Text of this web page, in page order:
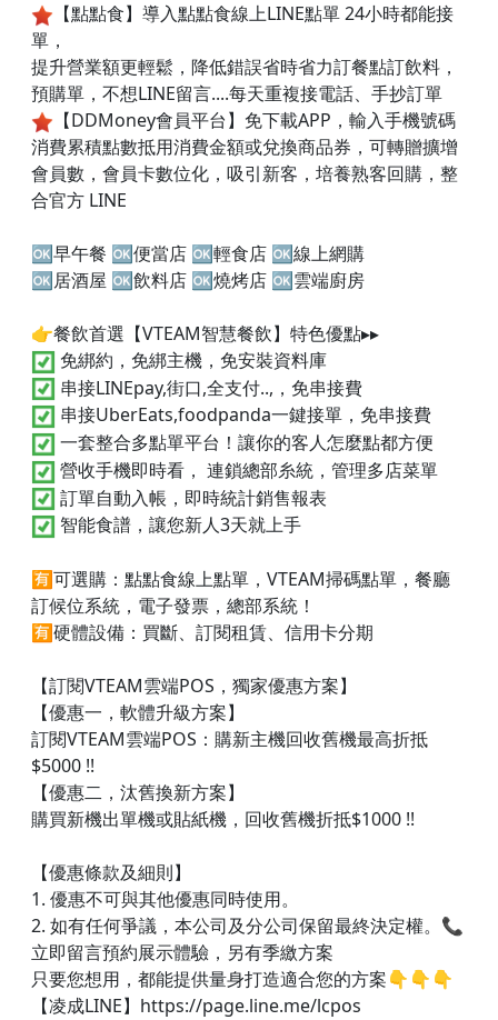
【點點食】導入點點食線上LINE點單 24小時都能接
單，
提升營業額更輕鬆，降低錯誤省時省力訂餐點訂飲料，
預購單，不想LINE留言....每天重複接電話、手抄訂單
【DDMoney會員平台】免下載APP，輸入手機號碼
消費累積點數抵用消費金額或兌換商品券，可轉贈擴增
會員數，會員卡數位化，吸引新客，培養熟客回購，整
合官方 LINE
🆗早午餐 🆗便當店 🆗輕食店 🆗線上網購
🆗居酒屋 🆗飲料店 🆗燒烤店 🆗雲端廚房
👉餐飲首選【VTEAM智慧餐飲】特色優點▸▸
免綁約，免綁主機，免安裝資料庫
串接LINEpay,街口,全支付..,，免串接費
串接UberEats,foodpanda一鍵接單，免串接費
一套整合多點單平台！讓你的客人怎麼點都方便
營收手機即時看， 連鎖總部糸統，管理多店菜單
訂單自動入帳，即時統計銷售報表
智能食譜，讓您新人3天就上手
🈶可選購：點點食線上點單，VTEAM掃碼點單，餐廳
訂候位系統，電子發票，總部系統！
🈶硬體設備：買斷、訂閱租賃、信用卡分期
【訂閱VTEAM雲端POS，獨家優惠方案】
【優惠一，軟體升級方案】
訂閱VTEAM雲端POS：購新主機回收舊機最高折抵
$5000 !!
【優惠二，汰舊換新方案】
購買新機出單機或貼紙機，回收舊機折抵$1000 !!
【優惠條款及細則】
1. 優惠不可與其他優惠同時使用。
2. 如有任何爭議，本公司及分公司保留最終決定權。📞
立即留言預約展示體驗，另有季繳方案
只要您想用，都能提供量身打造適合您的方案👇👇👇​
【凌成LINE】https://page.line.me/lcpos